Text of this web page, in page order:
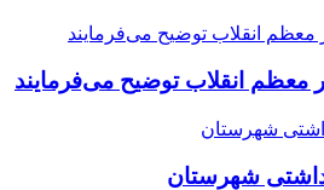
معظم انقلاب توضیح می‌فرمایند
شهرستان